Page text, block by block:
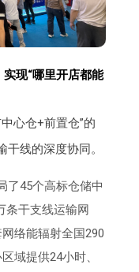
现“哪里开店都能
心仓+前置仓”的
线的深度协同。
了45个高标仓储中
条干支线运输网
络能辐射全国290
域提供24小时、